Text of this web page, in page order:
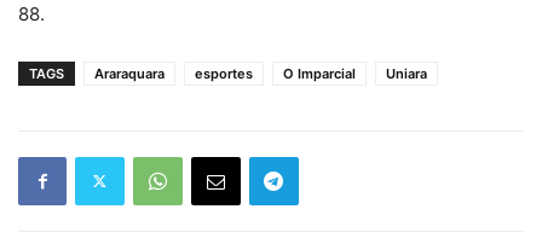
88.
TAGS Araraquara esportes O Imparcial Uniara